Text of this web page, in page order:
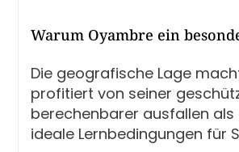
Warum Oyambre ein
Die geografische Lage
profitiert von seiner
berechenbarer ausfallen
ideale Lernbedingungen für